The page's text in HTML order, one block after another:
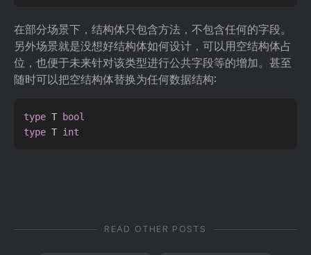
在部分场景下，结构体只包含方法，不包含任何的字段。
另外场景就是没想好结构体如何设计，可以用空结构体占
位，也便于未来针对该类型进行公共字段等的增加。甚至
随时可以把空结构体替换为任何数据结构:
type T
bool
type T int
READ OTHER POSTS